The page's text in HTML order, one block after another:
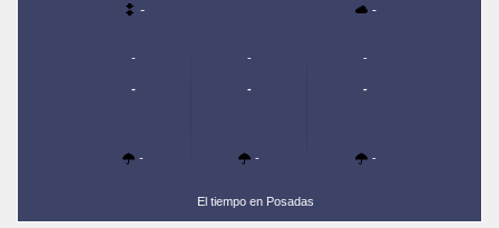
- -
-
-
-
-
-
-
-
-
-
El tiempo en Posadas